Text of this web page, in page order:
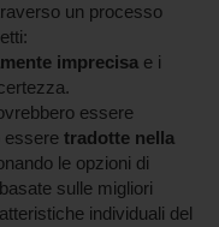
un processo
imprecisa e i
essere
essere tradotte nella
le opzioni di
sulle migliori
individuali del